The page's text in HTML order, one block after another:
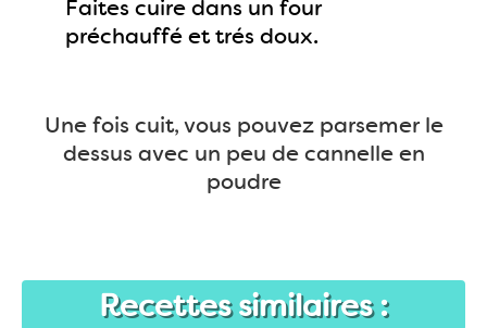
Faites cuire dans un four
préchauffé et trés doux.
Une fois cuit, vous pouvez parsemer le
dessus avec un peu de cannelle en
poudre
Recettes similaires :